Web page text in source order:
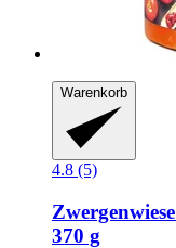
Warenkorb
4.8 (5)
Zwergenwiese
370 g